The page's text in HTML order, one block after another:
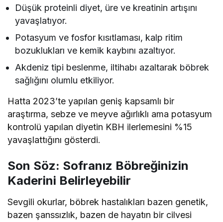
Düşük proteinli diyet, üre ve kreatinin artışını
yavaşlatıyor.
Potasyum ve fosfor kısıtlaması, kalp ritim
bozuklukları ve kemik kaybını azaltıyor.
Akdeniz tipi beslenme, iltihabı azaltarak böbrek
sağlığını olumlu etkiliyor.
Hatta 2023’te yapılan geniş kapsamlı bir
araştırma, sebze ve meyve ağırlıklı ama potasyum
kontrolü yapılan diyetin KBH ilerlemesini %15
yavaşlattığını gösterdi.
Son Söz: Sofranız Böbreğinizin
Kaderini Belirleyebilir
Sevgili okurlar, böbrek hastalıkları bazen genetik,
bazen şanssızlık, bazen de hayatın bir cilvesi